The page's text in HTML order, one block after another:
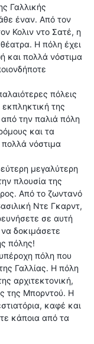
Γαλλικής
έναν. Από τον
Κολιν ντο Σατέ, η
Η πόλη έχει
και πολλά νόστιμα
πόλεις
εκπληκτική της
την παλιά πόλη
και τα
πολλά νόστιμα
μεγαλύτερη
πλουσία της
Από το ζωντανό
Ντε Γκαρντ,
σε αυτή
δοκιμάσετε
πόλης!
πόλη που
Γαλλίας. Η πόλη
αρχιτεκτονική,
της Μπορντού. Η
καφέ και
κάποια από τα